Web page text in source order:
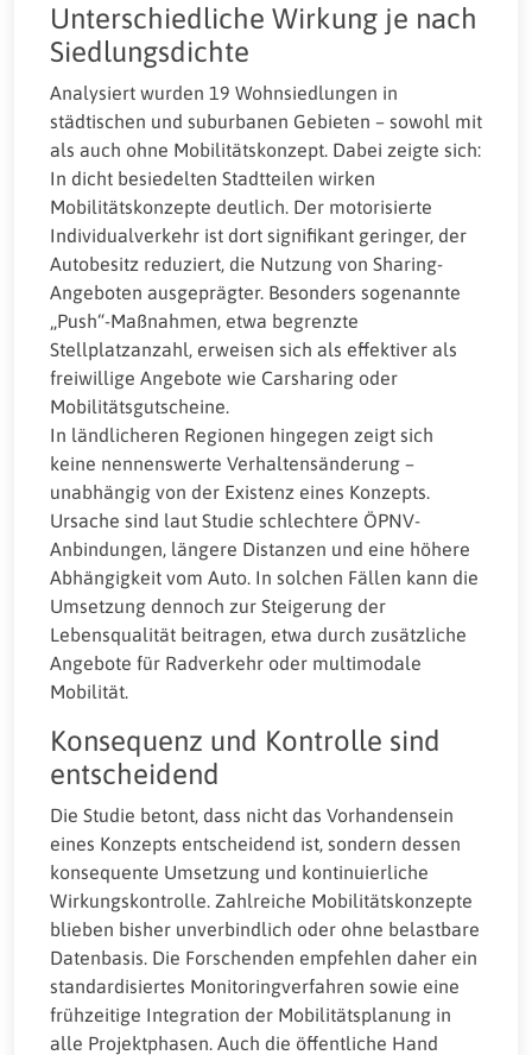
Unterschiedliche Wirkung je nach
Siedlungsdichte
Analysiert wurden 19 Wohnsiedlungen in
städtischen und suburbanen Gebieten – sowohl mit
als auch ohne Mobilitätskonzept. Dabei zeigte sich:
In dicht besiedelten Stadtteilen wirken
Mobilitätskonzepte deutlich. Der motorisierte
Individualverkehr ist dort signifikant geringer, der
Autobesitz reduziert, die Nutzung von Sharing-
Angeboten ausgeprägter. Besonders sogenannte
„Push“-Maßnahmen, etwa begrenzte
Stellplatzanzahl, erweisen sich als effektiver als
freiwillige Angebote wie Carsharing oder
Mobilitätsgutscheine.
In ländlicheren Regionen hingegen zeigt sich
keine nennenswerte Verhaltensänderung –
unabhängig von der Existenz eines Konzepts.
Ursache sind laut Studie schlechtere ÖPNV-
Anbindungen, längere Distanzen und eine höhere
Abhängigkeit vom Auto. In solchen Fällen kann die
Umsetzung dennoch zur Steigerung der
Lebensqualität beitragen, etwa durch zusätzliche
Angebote für Radverkehr oder multimodale
Mobilität.
Konsequenz und Kontrolle sind
entscheidend
Die Studie betont, dass nicht das Vorhandensein
eines Konzepts entscheidend ist, sondern dessen
konsequente Umsetzung und kontinuierliche
Wirkungskontrolle. Zahlreiche Mobilitätskonzepte
blieben bisher unverbindlich oder ohne belastbare
Datenbasis. Die Forschenden empfehlen daher ein
standardisiertes Monitoringverfahren sowie eine
frühzeitige Integration der Mobilitätsplanung in
alle Projektphasen. Auch die öffentliche Hand